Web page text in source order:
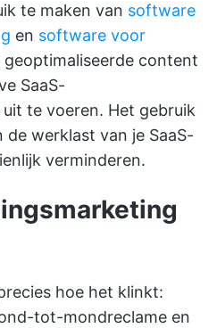
te maken van software
en software voor
geoptimaliseerde content
SaaS-
te voeren. Het gebruik
werklast van je SaaS-
verminderen.
hoe het klinkt:
tot-mondreclame en